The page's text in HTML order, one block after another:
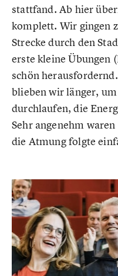
stattfand. Ab hier
komplett. Wir gingen
Strecke durch den
erste kleine Übungen
schön
blieben wir länger,
durchlaufen, die
Sehr angenehm
die Atmung folgte